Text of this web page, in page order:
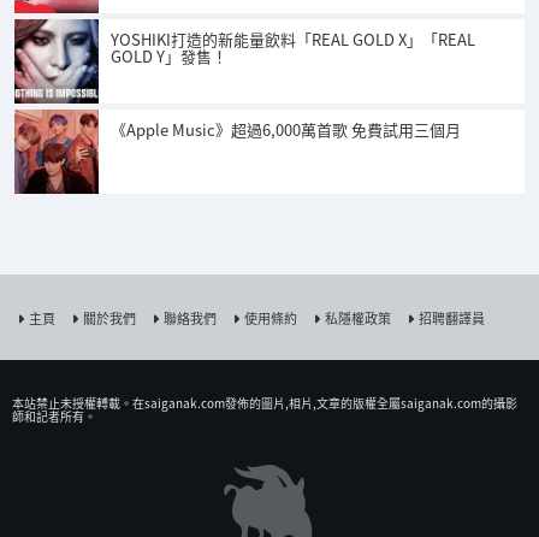
YOSHIKI打造的新能量飲料「REAL GOLD X」「REAL
GOLD Y」發售！
《Apple Music》超過6,000萬首歌 免費試用三個月
主頁 關於我們 聯絡我們 使用條約 私隱權政策 招聘翻譯員
本站禁止未授權𨍭載。在saiganak.com發佈的圖片,相片,文章的版權全屬saiganak.com的攝影
師和記者所有。